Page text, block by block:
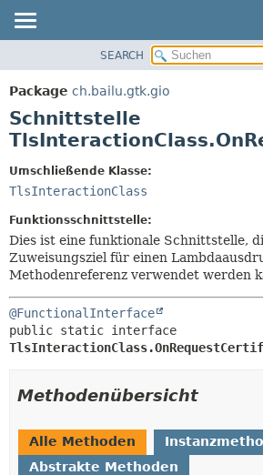
PACKAGE
KLASSE
BAUM
INDEX
SEARCH
Package ch.bailu.gtk.gio
Schnittstelle
Umschließende Klasse:
TlsInteractionClass
Funktionsschnittstelle:
Dies ist eine funktionale Schnittstelle,
Zuweisungsziel für einen
Methodenreferenz verwendet werden
@FunctionalInterface
Methodenübersicht
Alle Methoden
Abstrakte Methoden